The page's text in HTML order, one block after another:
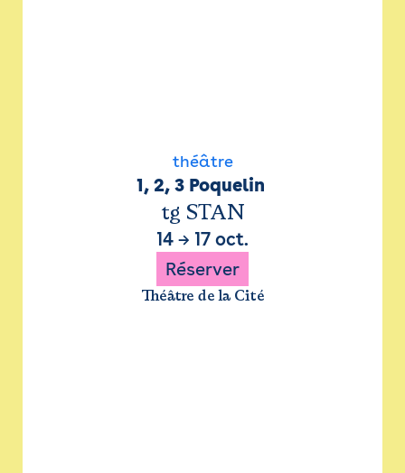
théâtre
1, 2, 3 Poquelin
tg STAN
14 → 17 oct.
Réserver
Théâtre de la Cité